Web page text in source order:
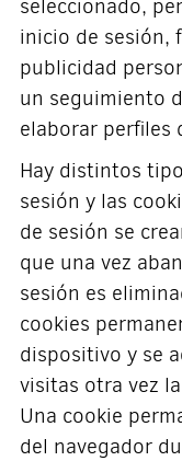
seleccionado,
inicio de sesión,
publicidad
un seguimiento
elaborar perfiles
Hay distintos
sesión y las
de sesión se
que una vez
sesión es
cookies
dispositivo y se
visitas otra vez
Una cookie
del navegador